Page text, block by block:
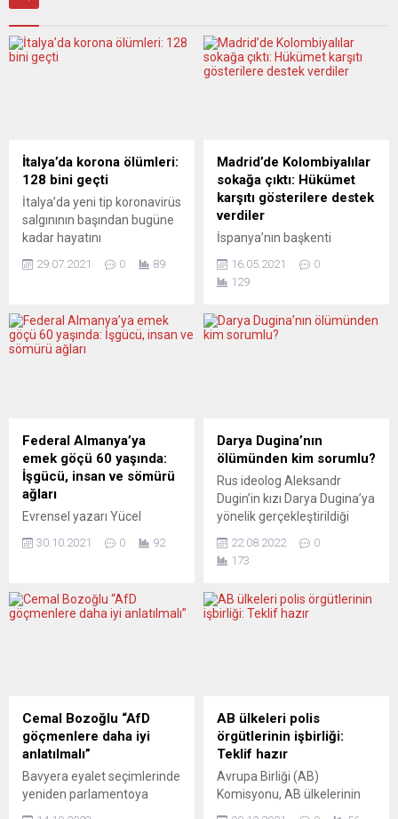
İtalya’da korona ölümleri:
128 bini geçti
İtalya’da yeni tip koronavirüs
salgınının başından bugüne
kadar hayatını
10 oldu. İtalya Sağlık
248 bin 472 testte 5 bin 696
kişiye Covid-19 tanısı
29.07.2021 0 89
Madrid’de Kolombiyalılar
sokağa çıktı: Hükümet
karşıtı gösterilere destek
verdiler
İspanya’nın başkenti
binlerce Kolombiyalı,
ülkelerinde 28 Nisan’dan bu
karşıtı gösterilere destek
garanti altına alınmasını ve
göstericilere yönelik şiddetin
Uluslararası yardım isteme
çağrısı olan “S.O.S”
ifadelerinin bulunduğu
pankartlar ve Kolombiya...
16.05.2021
0
129
Federal Almanya’ya
emek göçü 60 yaşında:
İşgücü, insan ve sömürü
ağları
Evrensel yazarı Yücel
etnik ve dini
kökenin hatırlatılmadığı bir
Almanyalılık, sosyal-sınıfsal
” Türkiye’den Almanya’ya iş
gücünün resmi olarak göç
etmesinin tam 60ıncı yıl
30.10.2021 0 92
Darya Dugina’nın
ölümünden kim sorumlu?
Rus ideolog Aleksandr
Dugin’in kızı Darya Dugina’ya
yönelik gerçekleştirildiği
kamuoyunu meşgul ediyor.
Dugina’nın otomobili, 20
yakınlarında infilak etmişti.
Peki asıl hedef Dugina’nın
düşünülen babası mıydı?
Yorumcular bu soruya
yanıt...
22.08.2022
0
173
Cemal Bozoğlu “AfD
göçmenlere daha iyi
anlatılmalı”
Bavyera eyalet seçimlerinde
yeniden parlamentoya
AB ülkeleri polis
örgütlerinin işbirliği:
Teklif hazır
Avrupa Birliği (AB)
Komisyonu, AB ülkelerinin